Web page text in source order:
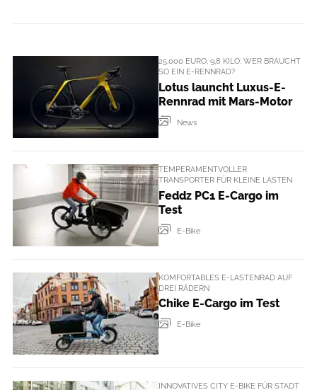
25.000 EURO, 9,8 KILO: WER BRAUCHT
SO EIN E-RENNRAD?
Lotus launcht Luxus-E-
Rennrad mit Mars-Motor
News
TEMPERAMENTVOLLER
TRANSPORTER FÜR KLEINE LASTEN
Feddz PC1 E-Cargo im
Test
E-Bike
KOMFORTABLES E-LASTENRAD AUF
DREI RÄDERN
Chike E-Cargo im Test
E-Bike
INNOVATIVES CITY E-BIKE FÜR STADT